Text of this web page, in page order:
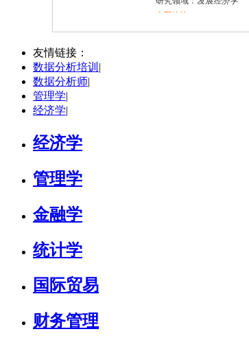
赵慧 贵阳市
友情链接：
数据分析培训 |
数据分析师|
管理学|
经济学|
经济学
管理学
金融学
统计学
国际贸易
财务管理